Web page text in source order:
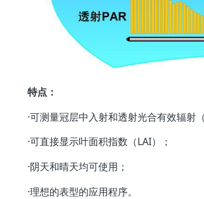
特点：
·可测量冠层中入射和透射光合有效辐射
·可直接显示叶面积指数（LAI）；
·阴天和晴天均可使用；
·理想的表型的应用程序。